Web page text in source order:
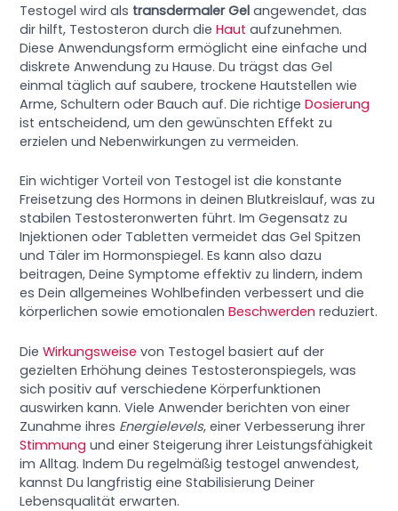
Testogel wird als transdermaler Gel angewendet, das
dir hilft, Testosteron durch dieHaut aufzunehmen.
Diese Anwendungsform ermöglicht eine einfache und
diskrete Anwendung zu Hause. Du trägst das Gel
einmal täglich auf saubere, trockene Hautstellen wie
Arme, Schultern oder Bauch auf. Die richtigeDosierung
ist entscheidend, um den gewünschten Effekt zu
erzielen und Nebenwirkungen zu vermeiden.
Ein wichtiger Vorteil von Testogel ist die konstante
Freisetzung des Hormons in deinen Blutkreislauf, was zu
stabilen Testosteronwerten führt. Im Gegensatz zu
Injektionen oder Tabletten vermeidet das Gel Spitzen
und Täler im Hormonspiegel. Es kann also dazu
beitragen, Deine Symptome effektiv zu lindern, indem
es Dein allgemeines Wohlbefinden verbessert und die
körperlichen sowie emotionalenBeschwerden reduziert.
DieWirkungsweise von Testogel basiert auf der
gezielten Erhöhung deines Testosteronspiegels, was
sich positiv auf verschiedene Körperfunktionen
auswirken kann. Viele Anwender berichten von einer
Zunahme ihres Energielevels, einer Verbesserung ihrer
Stimmung und einer Steigerung ihrer Leistungsfähigkeit
im Alltag. Indem Du regelmäßig testogel anwendest,
kannst Du langfristig eine Stabilisierung Deiner
Lebensqualität erwarten.